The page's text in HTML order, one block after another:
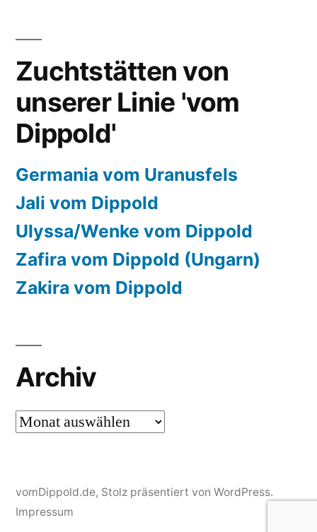
Zuchtstätten von
unserer Linie 'vom
Dippold'
Germania vom Uranusfels
Jali vom Dippold
Ulyssa/Wenke vom Dippold
Zafira vom Dippold (Ungarn)
Zakira vom Dippold
Archiv
Archiv
vomDippold.de, Stolz präsentiert von WordPress.
Impressum